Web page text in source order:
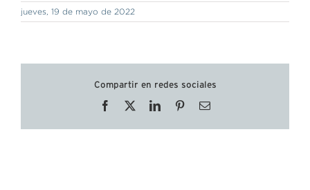
jueves, 19 de mayo de 2022
Compartir en redes sociales
Facebook LinkedInPinterestCorreo